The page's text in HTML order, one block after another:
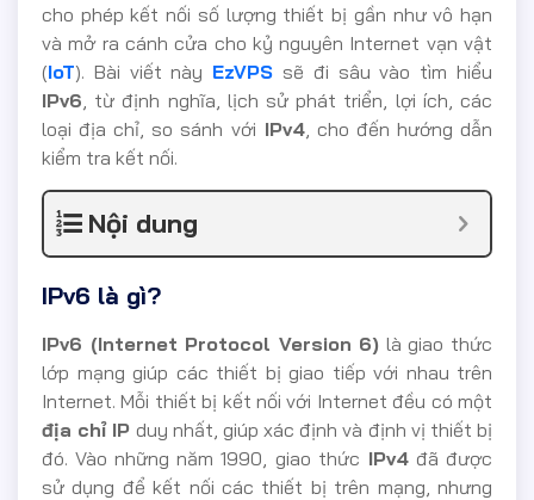
cho phép kết nối số lượng thiết bị gần như vô hạn
và mở ra cánh cửa cho kỷ nguyên Internet vạn vật
(IoT). Bài viết này EzVPS sẽ đi sâu vào tìm hiểu
IPv6, từ định nghĩa, lịch sử phát triển, lợi ích, các
loại địa chỉ, so sánh với IPv4, cho đến hướng dẫn
kiểm tra kết nối.
Nội dung
IPv6 là gì?
IPv6 (Internet Protocol Version 6) là giao thức
lớp mạng giúp các thiết bị giao tiếp với nhau trên
Internet. Mỗi thiết bị kết nối với Internet đều có một
địa chỉ IP duy nhất, giúp xác định và định vị thiết bị
đó. Vào những năm 1990, giao thức IPv4đã được
sử dụng để kết nối các thiết bị trên mạng, nhưng